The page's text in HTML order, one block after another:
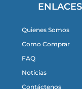
ENLACES
Quienes Somos
Como Comprar
FAQ
Noticias
Contáctenos